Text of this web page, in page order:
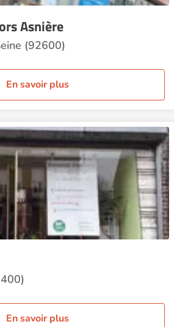
Asnière
(92600)
En savoir plus
En savoir plus